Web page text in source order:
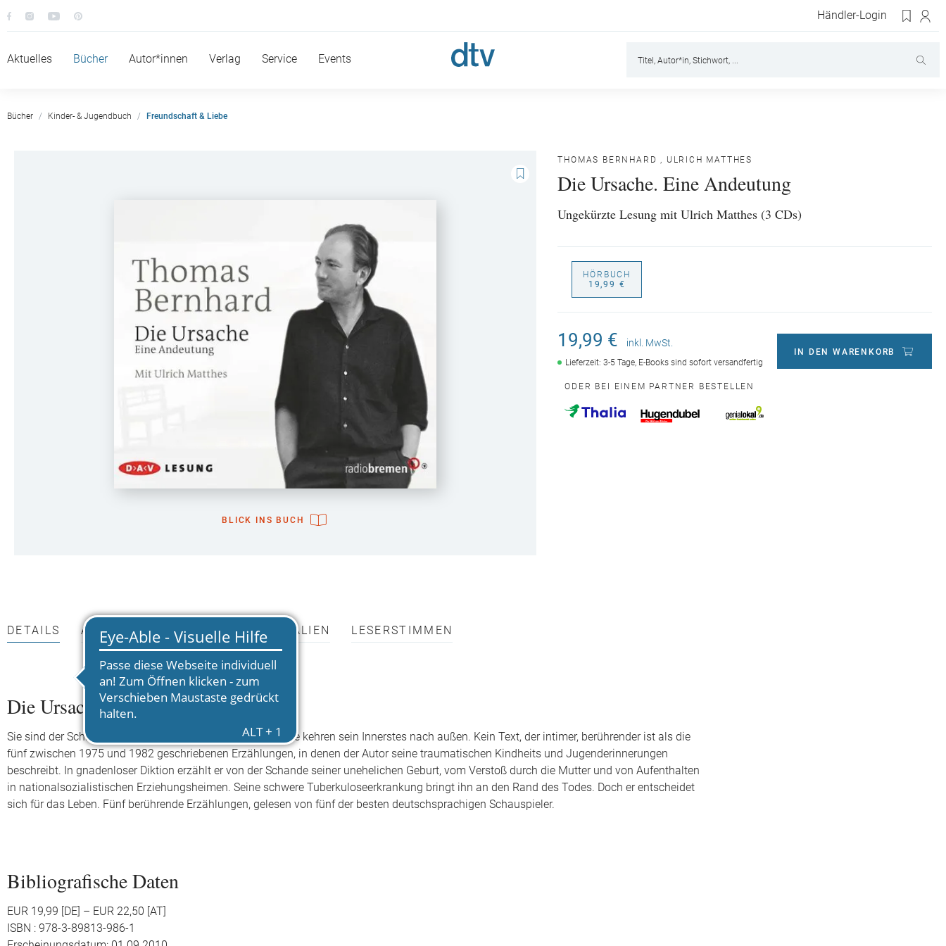
Händler-Login
Aktuelles Bücher Autor*innen Verlag Service Events
Bücher Kinder- & Jugendbuch Freundschaft & Liebe
BLICK INS BUCH
THOMAS BERNHARD , ULRICH MATTHES
Die Ursache. Eine Andeutung
Ungekürzte Lesung mit Ulrich Matthes (3 CDs)
HÖRBUCH
19,99 €
19,99 € inkl. MwSt.
Lieferzeit: 3-5 Tage, E-Books sind sofort versandfertig
IN DEN WARENKORB
ODER BEI EINEM PARTNER BESTELLEN
DETAILS AUTOR*INNEN PRESSEMATERIALIEN LESERSTIMMEN
Die Ursache. Eine Andeutung
Sie sind der Schlüssel zum Werk von Thomas Bernhard. Sie kehren sein Innerstes nach außen. Kein Text, der intimer, berührender ist als die
fünf zwischen 1975 und 1982 geschriebenen Erzählungen, in denen der Autor seine traumatischen Kindheits und Jugenderinnerungen
beschreibt. In gnadenloser Diktion erzählt er von der Schande seiner unehelichen Geburt, vom Verstoß durch die Mutter und von Aufenthalten
in nationalsozialistischen Erziehungsheimen. Seine schwere Tuberkuloseerkrankung bringt ihn an den Rand des Todes. Doch er entscheidet
sich für das Leben. Fünf berührende Erzählungen, gelesen von fünf der besten deutschsprachigen Schauspieler.
Bibliografische Daten
EUR 19,99 [DE] – EUR 22,50 [AT]
ISBN : 978-3-89813-986-1